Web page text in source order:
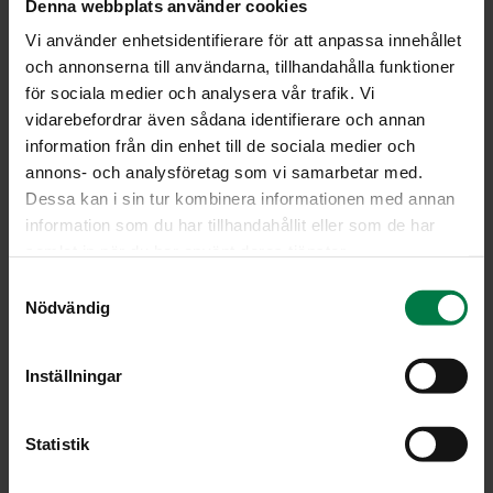
Denna webbplats använder cookies
Vi använder enhetsidentifierare för att anpassa innehållet
och annonserna till användarna, tillhandahålla funktioner
för sociala medier och analysera vår trafik. Vi
vidarebefordrar även sådana identifierare och annan
information från din enhet till de sociala medier och
annons- och analysföretag som vi samarbetar med.
Dessa kan i sin tur kombinera informationen med annan
information som du har tillhandahållit eller som de har
Nödvändig
Inställningar
Statistik
Esikäsittele ja paloittele kasvikset.
Yhdistä kaikki kasvikset ja lisää suola, ruokaöljy ja
mausteet. Sekoita hyvin.
Jaa ainekset alumiinifolion palasille ja kypsennä nyytit
grillissä tai uunissa.
Tarjoa tuoreen leivän kanssa.
Ohje: Kotimaiset Kasvikset ry
Luokka:
Uuni- ja grilliruoat